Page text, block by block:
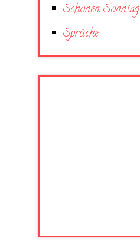
Schönen Sonntag
Sprüche